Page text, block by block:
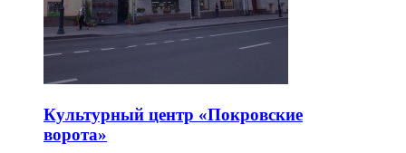
Культурный центр «Покровские
ворота»